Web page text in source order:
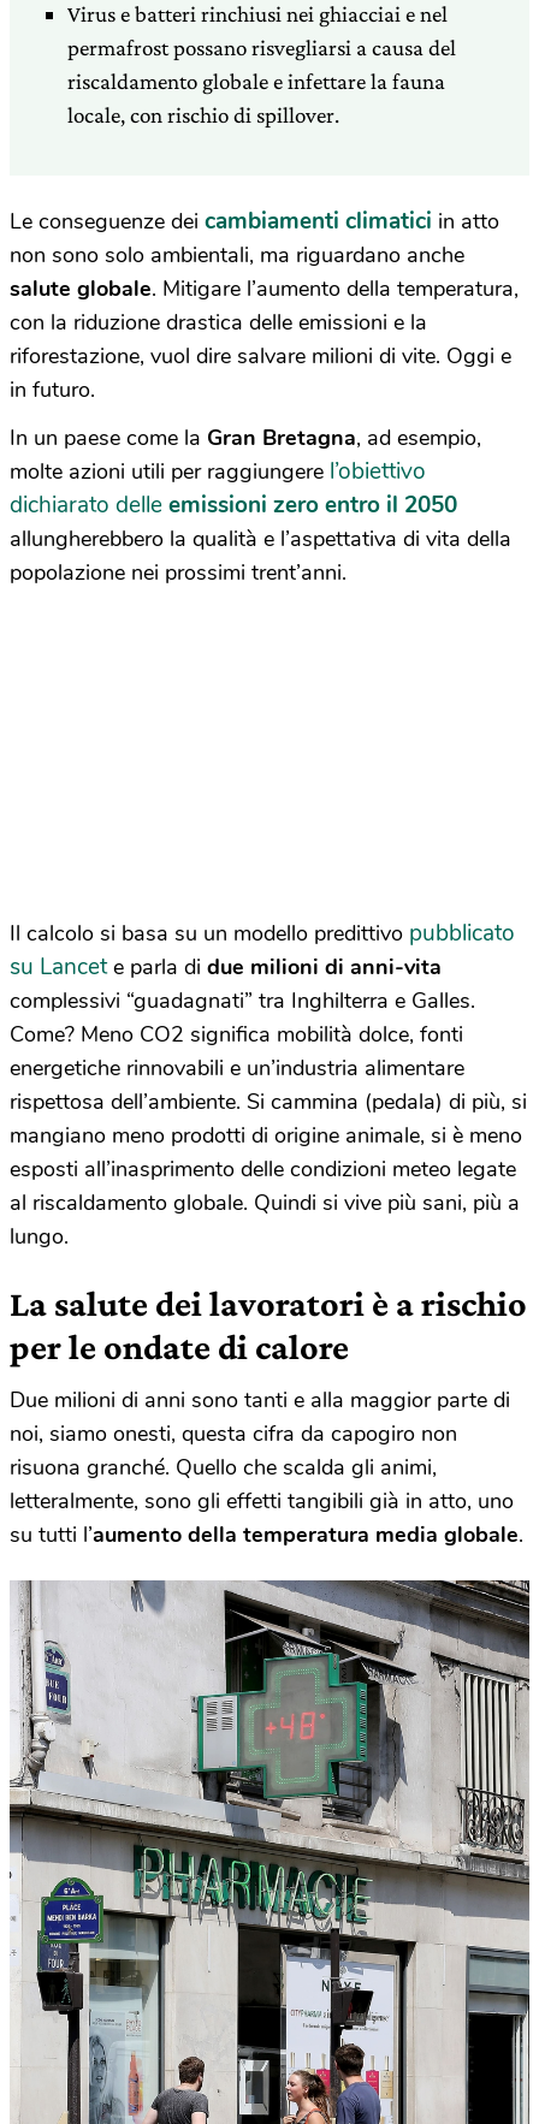
Virus e batteri rinchiusi nei ghiacciai e nel
permafrost possano risvegliarsi a causa del
riscaldamento globale e infettare la fauna
locale, con rischio di spillover.
Le conseguenze dei cambiamenti climatici in atto
non sono solo ambientali, ma riguardano anche
salute globale. Mitigare l’aumento della temperatura,
con la riduzione drastica delle emissioni e la
riforestazione, vuol dire salvare milioni di vite. Oggi e
in futuro.
In un paese come la Gran Bretagna, ad esempio,
molte azioni utili per raggiungere l’obiettivo
dichiarato delleemissioni zero entro il 2050
allungherebbero la qualità e l’aspettativa di vita della
popolazione nei prossimi trent’anni.
Il calcolo si basa su un modello predittivo pubblicato
su Lancete parla di due milioni di anni-vita
complessivi “guadagnati” tra Inghilterra e Galles.
Come? Meno CO2 significa mobilità dolce, fonti
energetiche rinnovabili e un’industria alimentare
rispettosa dell’ambiente. Si cammina (pedala) di più, si
mangiano meno prodotti di origine animale, si è meno
esposti all’inasprimento delle condizioni meteo legate
al riscaldamento globale. Quindi si vive più sani, più a
lungo.
La salute dei lavoratori è a rischio
per le ondate di calore
Due milioni di anni sono tanti e alla maggior parte di
noi, siamo onesti, questa cifra da capogiro non
risuona granché. Quello che scalda gli animi,
letteralmente, sono gli effetti tangibili già in atto, uno
su tutti l’aumento della temperatura media globale.